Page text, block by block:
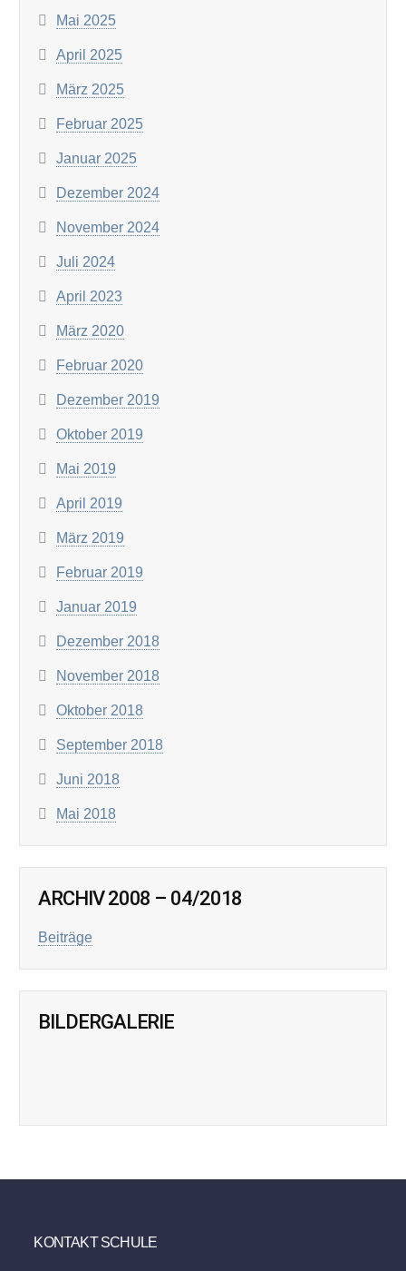
Mai 2025
April 2025
März 2025
Februar 2025
Januar 2025
Dezember 2024
November 2024
Juli 2024
April 2023
März 2020
Februar 2020
Dezember 2019
Oktober 2019
Mai 2019
April 2019
März 2019
Februar 2019
Januar 2019
Dezember 2018
November 2018
Oktober 2018
September 2018
Juni 2018
Mai 2018
ARCHIV 2008 – 04/2018
Beiträge
BILDERGALERIE
KONTAKT SCHULE